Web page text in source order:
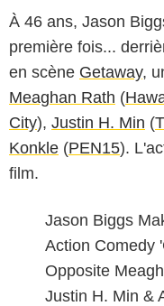
À 46 ans, Jason
première fois...
en scène Getaway,
Meaghan Rath (
City), Justin H. Min (
Konkle (PEN15).
film.
Jason Biggs
Action Comedy
Opposite
Justin H. Min &